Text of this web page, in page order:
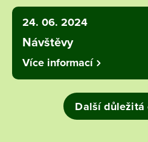
24. 06. 2024
Návštěvy
Více informací
Další důležitá